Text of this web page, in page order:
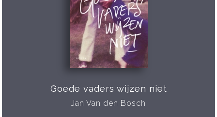
Goede vaders wijzen niet
Jan Van den Bosch